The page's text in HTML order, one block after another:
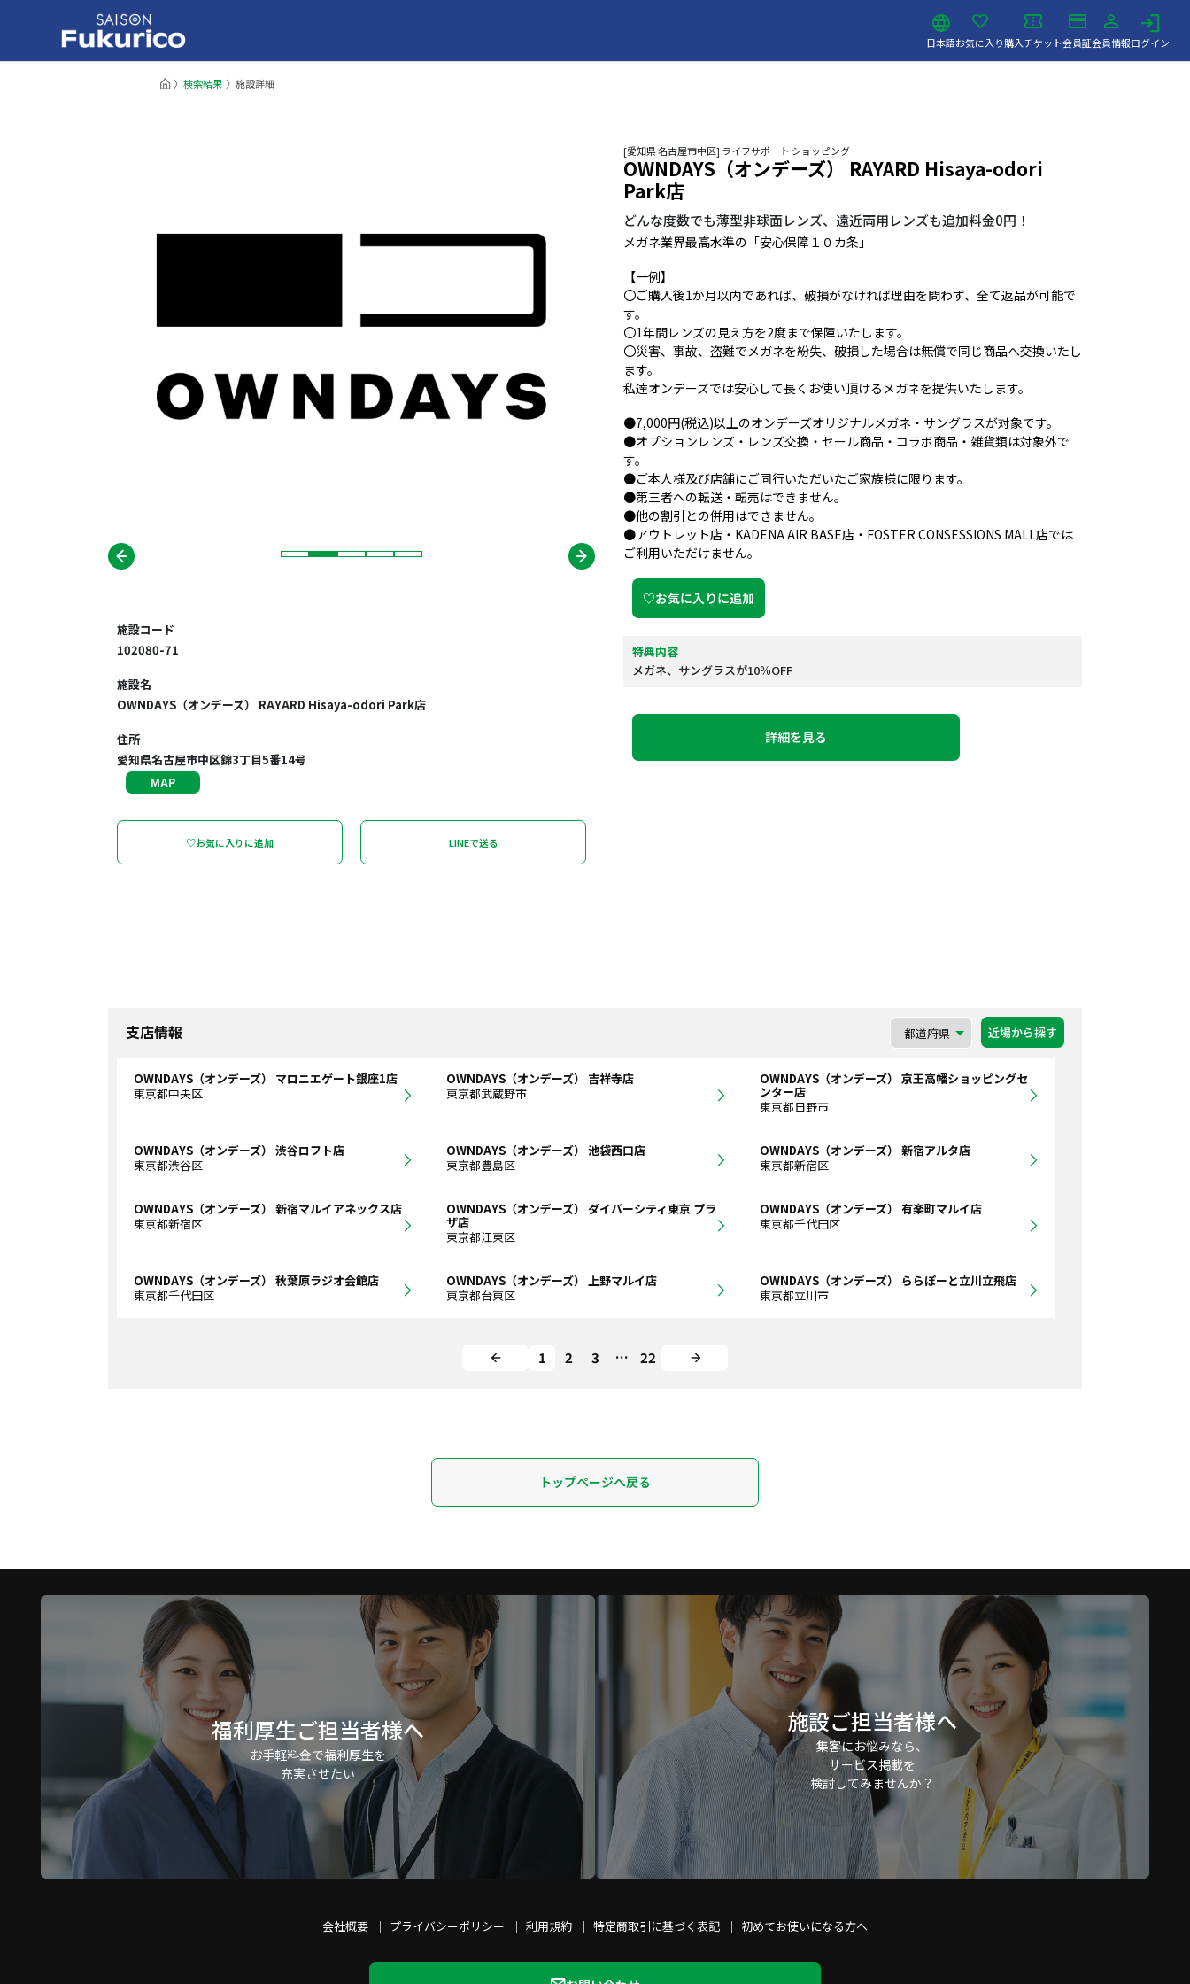
日本語お気に入り購入チケット会員証会員情報ログイン
検索結果 施設詳細
[愛知県 名古屋市中区] ライフサポート ショッピング
OWNDAYS（オンデーズ） RAYARD Hisaya-odori
Park店
どんな度数でも薄型非球面レンズ、遠近両用レンズも追加料金0円！
メガネ業界最高水準の「安心保障１０カ条」
【一例】
〇ご購入後1か月以内であれば、破損がなければ理由を問わず、全て返品が可能で
す。
〇1年間レンズの見え方を2度まで保障いたします。
〇災害、事故、盗難でメガネを紛失、破損した場合は無償で同じ商品へ交換いたし
ます。
私達オンデーズでは安心して長くお使い頂けるメガネを提供いたします。
●7,000円(税込)以上のオンデーズオリジナルメガネ・サングラスが対象です。
●オプションレンズ・レンズ交換・セール商品・コラボ商品・雑貨類は対象外で
す。
●ご本人様及び店舗にご同行いただいたご家族様に限ります。
●第三者への転送・転売はできません。
●他の割引との併用はできません。
●アウトレット店・KADENA AIR BASE店・FOSTER CONSESSIONS MALL店では
ご利用いただけません。
♡お気に入りに追加
特典内容
メガネ、サングラスが10％OFF
詳細を見る
施設コード
102080-71
施設名
OWNDAYS（オンデーズ） RAYARD Hisaya-odori Park店
住所
愛知県名古屋市中区錦3丁目5番14号
MAP
♡お気に入りに追加 LINEで送る
支店情報 近場から探す
OWNDAYS（オンデーズ） マロニエゲート銀座1店
東京都中央区
OWNDAYS（オンデーズ） 吉祥寺店
東京都武蔵野市
OWNDAYS（オンデーズ） 京王高幡ショッピングセ
ンター店
東京都日野市
OWNDAYS（オンデーズ） 渋谷ロフト店
東京都渋谷区
OWNDAYS（オンデーズ） 池袋西口店
東京都豊島区
OWNDAYS（オンデーズ） 新宿アルタ店
東京都新宿区
OWNDAYS（オンデーズ） 新宿マルイアネックス店
東京都新宿区
OWNDAYS（オンデーズ） ダイバーシティ東京 プラ
ザ店
東京都江東区
OWNDAYS（オンデーズ） 有楽町マルイ店
東京都千代田区
OWNDAYS（オンデーズ） 秋葉原ラジオ会館店
東京都千代田区
OWNDAYS（オンデーズ） 上野マルイ店
東京都台東区
OWNDAYS（オンデーズ） ららぽーと立川立飛店
東京都立川市
1 2 3 … 22
トップページへ戻る
福利厚生ご担当者様へ
お手軽料金で福利厚生を
充実させたい
施設ご担当者様へ
集客にお悩みなら、
サービス掲載を
検討してみませんか？
会社概要 プライバシーポリシー 利用規約 特定商取引に基づく表記 初めてお使いになる方へ